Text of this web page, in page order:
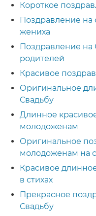
Короткое
Поздравление на
жениха
Поздравление на
родителей
Красивое
Оригинальное
Свадьбу
Длинное
молодоженам
Оригинальное
молодоженам на
Красивое
в стихах
Прекрасное
Свадьбу